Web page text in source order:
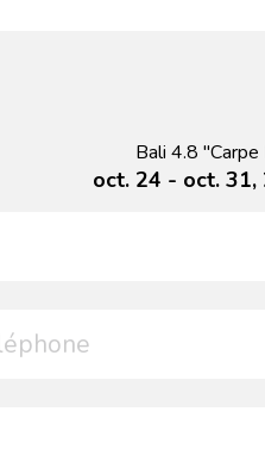
Bali 4.8 "Carpe
oct. 24 - oct. 31,